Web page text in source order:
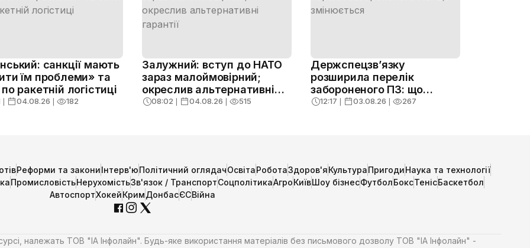
санкції мають
їм проблеми» та
ракетній логістиці
❘ 04.08.26 ❘ 182
Залужний: вступ до НАТО
зараз малоймовірний;
окреслив альтернативні
гарантії
08:02 ❘ 04.08.26 ❘ 515
Держспецзв’язку
розширила перелік
забороненого ПЗ: що
змінюється
12:17 ❘ 03.08.26 ❘ 267
Реформи та закониІнтерв'юПолітичний оглядачОсвітаРоботаЗдоров'яКультураПригодиНаука та технології
ПромисловістьНерухомістьЗв'язок / ТранспортСоцполітикаАгроКиївШоу бізнесФутболБоксТенісБаскетбол
АвтоспортХокейКримДонбасЄСВійна
належать ТОВ "ІА Інфолайн". Будь-яке використання матеріалів без письмового дозволу ТОВ "ІА Інфолайн" -